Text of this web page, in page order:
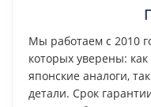
Мы работаем с 2010
которых уверены:
японские аналоги,
детали. Срок